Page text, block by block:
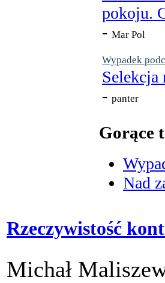
pokoju.
- Mar Pol
Wypadek
Selekcja
- panter
Gorące
Nad
Rzeczywistość
Michał